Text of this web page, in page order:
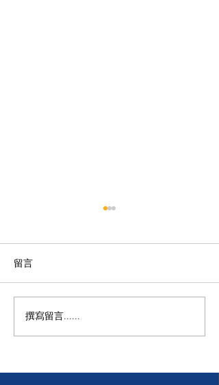
🧯 【推動資訊無障礙！龍
耳為葵盛西邨消防安全簡
留言
撰寫留言......